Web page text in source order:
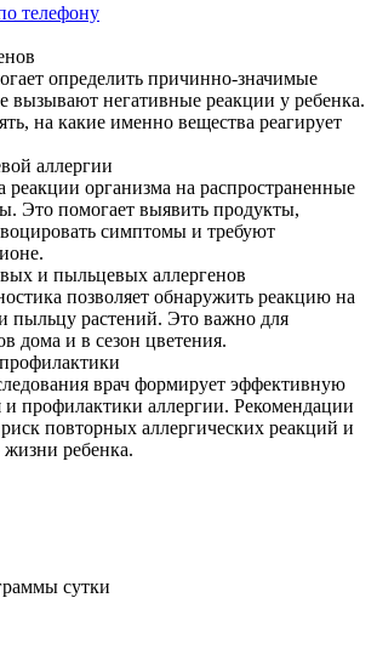
телефону
определить причинно-значимые
вызывают негативные реакции у ребенка.
на какие именно вещества реагирует
аллергии
реакции организма на распространенные
Это помогает выявить продукты,
симптомы и требуют
и пыльцевых аллергенов
позволяет обнаружить реакцию на
пыльцу растений. Это важно для
дома и в сезон цветения.
врач формирует эффективную
и профилактики аллергии. Рекомендации
повторных аллергических реакций и
жизни ребенка.
сутки